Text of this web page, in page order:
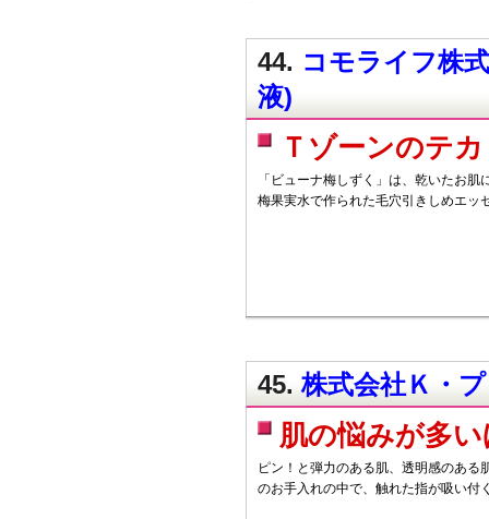
44. コモライフ株
液)
Ｔゾーンのテ
「ビューナ梅しずく」は、乾いたお
梅果実水で作られた毛穴引きしめエッ
45.株式会社Ｋ・
肌の悩みが多
ピン！と弾力のある肌、透明感のある
のお手入れの中で、触れた指が吸い付